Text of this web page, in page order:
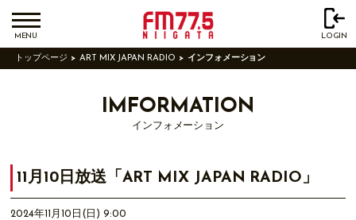
MENU LOGIN
トップページ ART MIX JAPAN RADIO インフォメーション
IMFORMATION
インフォメーション
11月10日放送「ART MIX JAPAN RADIO」
2024年11月10日(日) 9:00